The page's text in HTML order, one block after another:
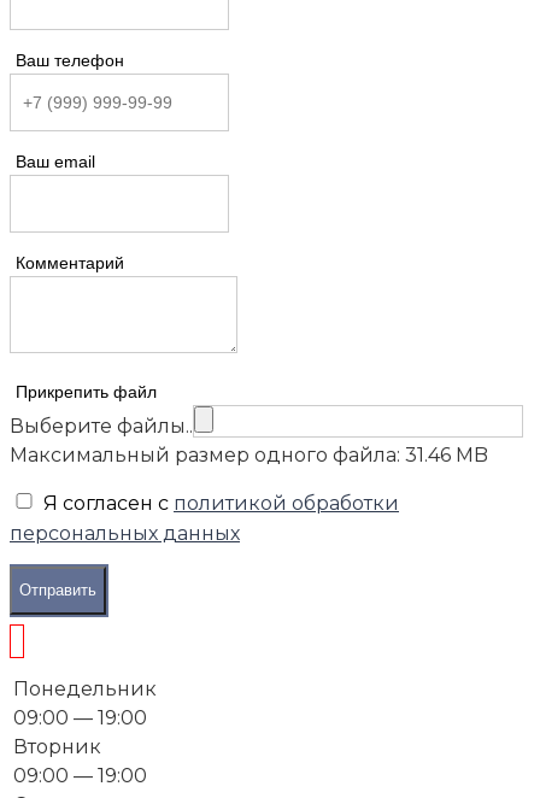
Ваш телефон
Ваш email
Комментарий
Прикрепить файл
Выберите файлы..
Максимальный размер одного файла: 31.46 MB
Я согласен с политикой обработки
персональных данных
Отправить
Понедельник
09:00 — 19:00
Вторник
09:00 — 19:00